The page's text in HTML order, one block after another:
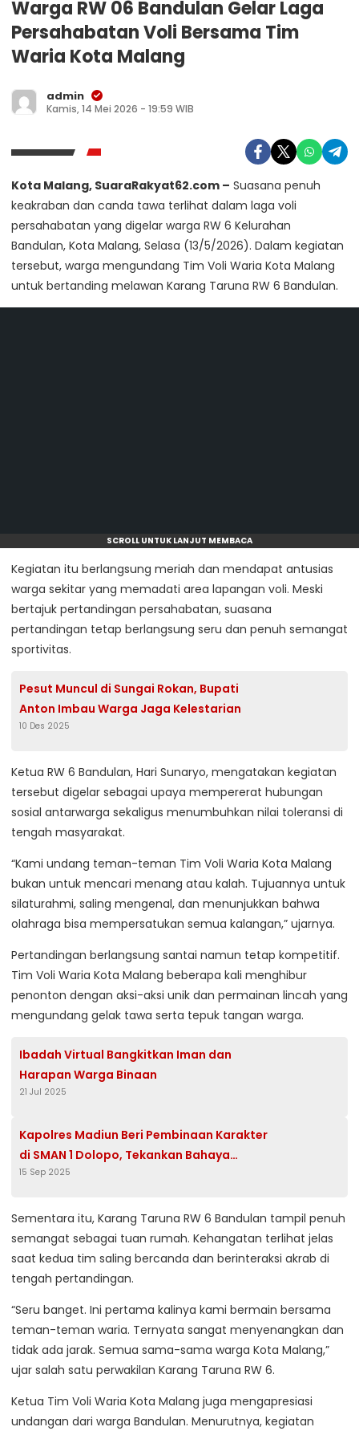
Warga RW 06 Bandulan Gelar Laga
Persahabatan Voli Bersama Tim
Waria Kota Malang
admin
Kamis, 14 Mei 2026 - 19:59 WIB
Kota Malang, SuaraRakyat62.com – Suasana penuh
keakraban dan canda tawa terlihat dalam laga voli
persahabatan yang digelar warga RW 6 Kelurahan
Bandulan, Kota Malang, Selasa (13/5/2026). Dalam kegiatan
tersebut, warga mengundang Tim Voli Waria Kota Malang
untuk bertanding melawan Karang Taruna RW 6 Bandulan.
SCROLL UNTUK LANJUT MEMBACA
Kegiatan itu berlangsung meriah dan mendapat antusias
warga sekitar yang memadati area lapangan voli. Meski
bertajuk pertandingan persahabatan, suasana
pertandingan tetap berlangsung seru dan penuh semangat
sportivitas.
Pesut Muncul di Sungai Rokan, Bupati
Anton Imbau Warga Jaga Kelestarian
10 Des 2025
Ketua RW 6 Bandulan, Hari Sunaryo, mengatakan kegiatan
tersebut digelar sebagai upaya mempererat hubungan
sosial antarwarga sekaligus menumbuhkan nilai toleransi di
tengah masyarakat.
“Kami undang teman-teman Tim Voli Waria Kota Malang
bukan untuk mencari menang atau kalah. Tujuannya untuk
silaturahmi, saling mengenal, dan menunjukkan bahwa
olahraga bisa mempersatukan semua kalangan,” ujarnya.
Pertandingan berlangsung santai namun tetap kompetitif.
Tim Voli Waria Kota Malang beberapa kali menghibur
penonton dengan aksi-aksi unik dan permainan lincah yang
mengundang gelak tawa serta tepuk tangan warga.
Ibadah Virtual Bangkitkan Iman dan
Harapan Warga Binaan
21 Jul 2025
Kapolres Madiun Beri Pembinaan Karakter
di SMAN 1 Dolopo, Tekankan Bahaya
Kenakalan Remaja
15 Sep 2025
Sementara itu, Karang Taruna RW 6 Bandulan tampil penuh
semangat sebagai tuan rumah. Kehangatan terlihat jelas
saat kedua tim saling bercanda dan berinteraksi akrab di
tengah pertandingan.
“Seru banget. Ini pertama kalinya kami bermain bersama
teman-teman waria. Ternyata sangat menyenangkan dan
tidak ada jarak. Semua sama-sama warga Kota Malang,”
ujar salah satu perwakilan Karang Taruna RW 6.
Ketua Tim Voli Waria Kota Malang juga mengapresiasi
undangan dari warga Bandulan. Menurutnya, kegiatan